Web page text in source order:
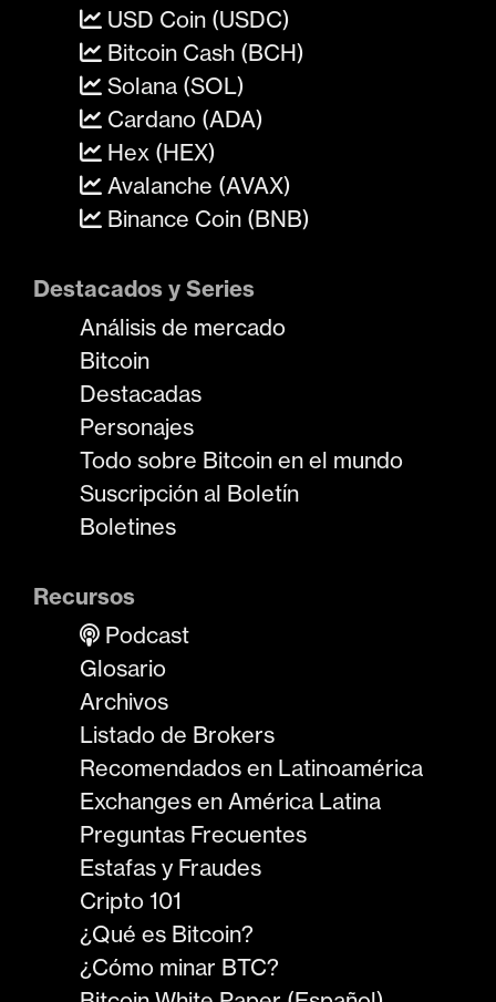
USD Coin (USDC)
Bitcoin Cash (BCH)
Solana (SOL)
Cardano (ADA)
Hex (HEX)
Avalanche (AVAX)
Binance Coin (BNB)
Destacados y Series
Análisis de mercado
Bitcoin
Destacadas
Personajes
Todo sobre Bitcoin en el mundo
Suscripción al Boletín
Boletines
Recursos
Podcast
Glosario
Archivos
Listado de Brokers
Recomendados en Latinoamérica
Exchanges en América Latina
Preguntas Frecuentes
Estafas y Fraudes
Cripto 101
¿Qué es Bitcoin?
¿Cómo minar BTC?